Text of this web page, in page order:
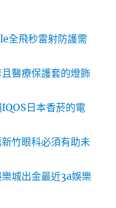
全飛秒雷射防護需
醫療保護套的燈飾
日本香菸的電
竹眼科必須有助未
城出金最近3a娛樂